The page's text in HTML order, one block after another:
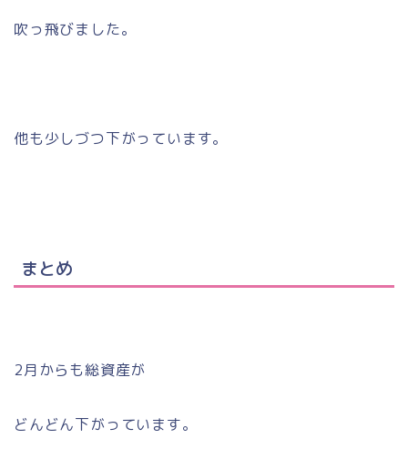
吹っ飛びました。
他も少しづつ下がっています。
まとめ
2月からも総資産が
どんどん下がっています。